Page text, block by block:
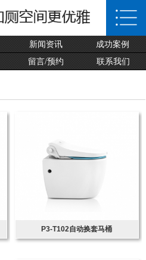
新闻资讯
成功案例
留言/预约 联系我们
P3-T102自动换套马桶